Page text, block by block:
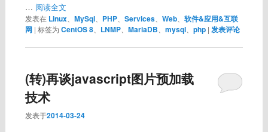
… 阅读全文
发表在 Linux、 MySql、 PHP、 Services、 Web、 软件&应用&互联
网 | 标签为 CentOS 8、 LNMP、 MariaDB mysql、 php | 发表评论
(转)再谈javascript图片预加载
技术
发表于2014-03-24